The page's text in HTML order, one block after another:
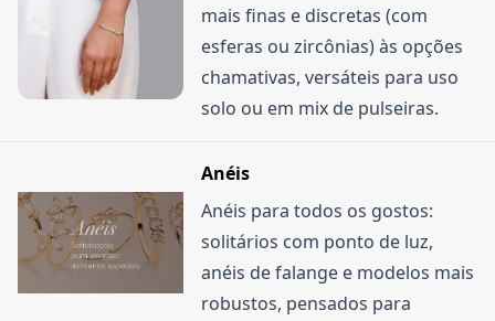
mais finas e discretas (com
esferas ou zircônias) às opções
chamativas, versáteis para uso
solo ou em mix de pulseiras.
Anéis
Anéis para todos os gostos:
solitários com ponto de luz,
anéis de falange e modelos mais
robustos, pensados para